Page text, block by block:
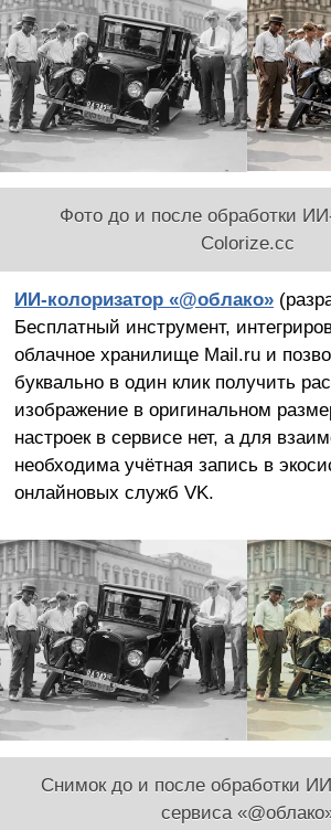
Фото до и после обработки
Colorize.cc
ИИ-колоризатор «@облако»
Бесплатный инструмент,
облачное хранилище Mail.ru и
буквально в один клик получить
изображение в оригинальном
настроек в сервисе нет, а для
необходима учётная запись в
онлайновых служб VK.
Снимок до и после обработки
сервиса